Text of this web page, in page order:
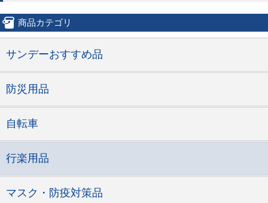
商品カテゴリ
サンデーおすすめ品
防災用品
自転車
行楽用品
マスク・防疫対策品